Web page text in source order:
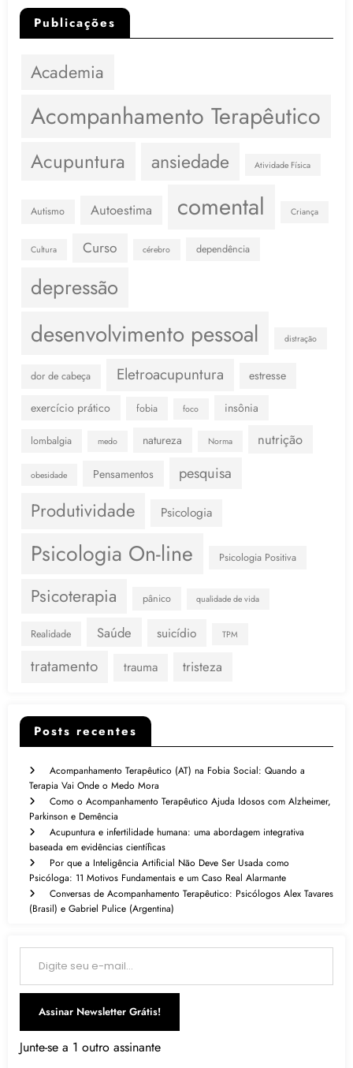
Publicações
Academia
Acompanhamento Terapêutico
Acupuntura ansiedade Atividade Física
Autismo Autoestima comental Criança
Cultura Curso cérebro dependência
depressão
desenvolvimento pessoal distração
dor de cabeça Eletroacupuntura estresse
exercício prático fobia foco insônia
lombalgia medo natureza Norma nutrição
obesidade Pensamentos pesquisa
Produtividade Psicologia
Psicologia On-line Psicologia Positiva
Psicoterapia pânico qualidade de vida
Realidade Saúde suicídio TPM
tratamento trauma tristeza
Posts recentes
Acompanhamento Terapêutico (AT) na Fobia Social: Quando a
Terapia Vai Onde o Medo Mora
Como o Acompanhamento Terapêutico Ajuda Idosos com Alzheimer,
Parkinson e Demência
Acupuntura e infertilidade humana: uma abordagem integrativa
baseada em evidências científicas
Por que a Inteligência Artificial Não Deve Ser Usada como
Psicóloga: 11 Motivos Fundamentais e um Caso Real Alarmante
Conversas de Acompanhamento Terapêutico: Psicólogos Alex Tavares
(Brasil) e Gabriel Pulice (Argentina)
Digite seu e-mail…
Assinar Newsletter Grátis!
Junte-se a 1 outro assinante